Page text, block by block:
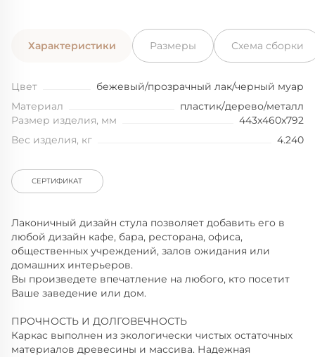
Характеристики Размеры Схема сборки
Цвет
бежевый/прозрачный лак/черный муар
Материал
пластик/дерево/металл
Размер изделия, мм
443x460x792
Вес изделия, кг
4.240
СЕРТИФИКАТ
Лаконичный дизайн cтула позволяет добавить его в
любой дизайн кафе, бара, ресторана, офиса,
общественных учреждений, залов ожидания или
домашних интерьеров.
Вы произведете впечатление на любого, кто посетит
Ваше заведение или дом.
ПРОЧНОСТЬ И ДОЛГОВЕЧНОСТЬ
Каркас выполнен из экологически чистых остаточных
материалов древесины и массива. Надежная